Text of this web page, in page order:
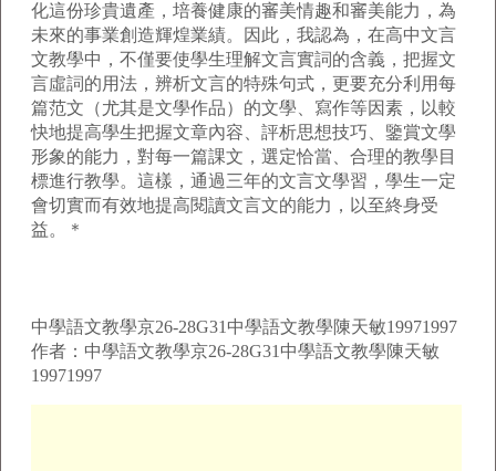
化這份珍貴遺產，培養健康的審美情趣和審美能力，為
未來的事業創造輝煌業績。因此，我認為，在高中文言
文教學中，不僅要使學生理解文言實詞的含義，把握文
言虛詞的用法，辨析文言的特殊句式，更要充分利用每
篇范文（尤其是文學作品）的文學、寫作等因素，以較
快地提高學生把握文章內容、評析思想技巧、鑒賞文學
形象的能力，對每一篇課文，選定恰當、合理的教學目
標進行教學。這樣，通過三年的文言文學習，學生一定
會切實而有效地提高閱讀文言文的能力，以至終身受
益。＊
中學語文教學京26-28G31中學語文教學陳天敏19971997
作者：中學語文教學京26-28G31中學語文教學陳天敏
19971997